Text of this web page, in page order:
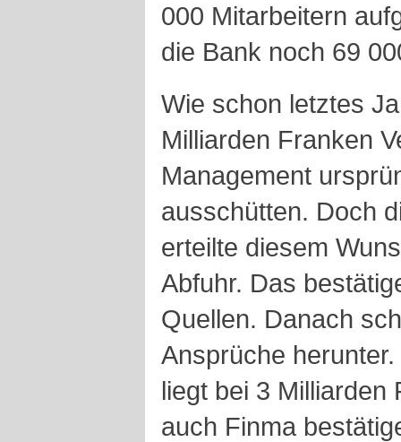
000 Mitarbeitern
die Bank noch 69
Wie schon letztes
Milliarden Franken
Management
ausschütten. Doch
erteilte diesem
Abfuhr. Das
Quellen. Danach
Ansprüche
liegt bei 3 Milliarden
auch Finma